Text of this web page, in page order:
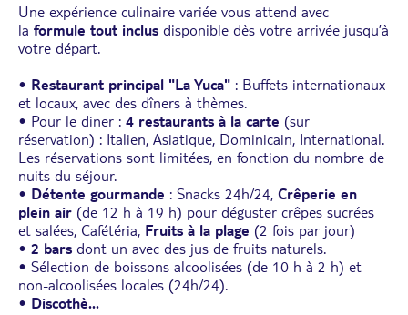
Une expérience culinaire variée vous attend avec
la formule tout inclus disponible dès votre arrivée jusqu’à
votre départ.
• Restaurant principal "La Yuca" : Buffets internationaux
et locaux, avec des dîners à thèmes.
• Pour le diner : 4 restaurants à la carte (sur
réservation) : Italien, Asiatique, Dominicain, International.
Les réservations sont limitées, en fonction du nombre de
nuits du séjour.
• Détente gourmande : Snacks 24h/24, Crêperie en
plein air (de 12 h à 19 h) pour déguster crêpes sucrées
et salées, Cafétéria, Fruits à la plage (2 fois par jour)
• 2 bars dont un avec des jus de fruits naturels.
• Sélection de boissons alcoolisées (de 10 h à 2 h) et
non-alcoolisées locales (24h/24).
• Discothè...